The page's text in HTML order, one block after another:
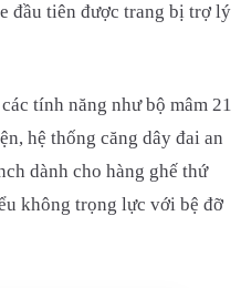
đầu tiên được trang bị trợ lý
tính năng như bộ mâm 21
hệ thống căng dây đai an
dành cho hàng ghế thứ
không trọng lực với bệ đỡ